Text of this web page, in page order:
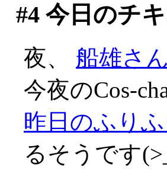
#4今日のチ
夜、 船雄さん
今夜のCos-
昨日のふり
るそうです